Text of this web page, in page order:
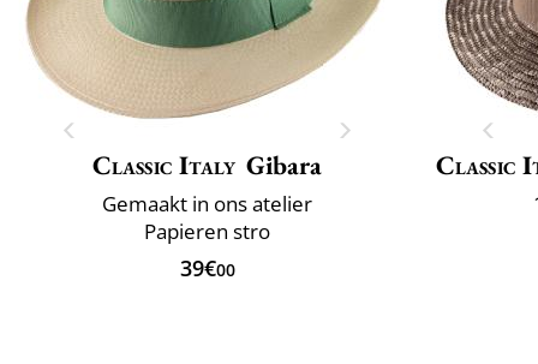
Classic Italy Gibara
Gemaakt in ons atelier
Papieren stro
39€00
Classic